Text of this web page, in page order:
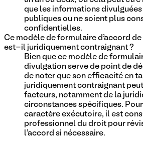
que les informations
publiques ou ne soient plus
confidentielles.
Ce modèle de formulaire d’accord
est-il juridiquement contraignant ?
Bien que ce modèle de
divulgation serve de point de
de noter que son efficacité en
juridiquement contraignant
facteurs, notamment de la
circonstances spécifiques.
caractère exécutoire, il est
professionnel du droit pour
l'accord si nécessaire.